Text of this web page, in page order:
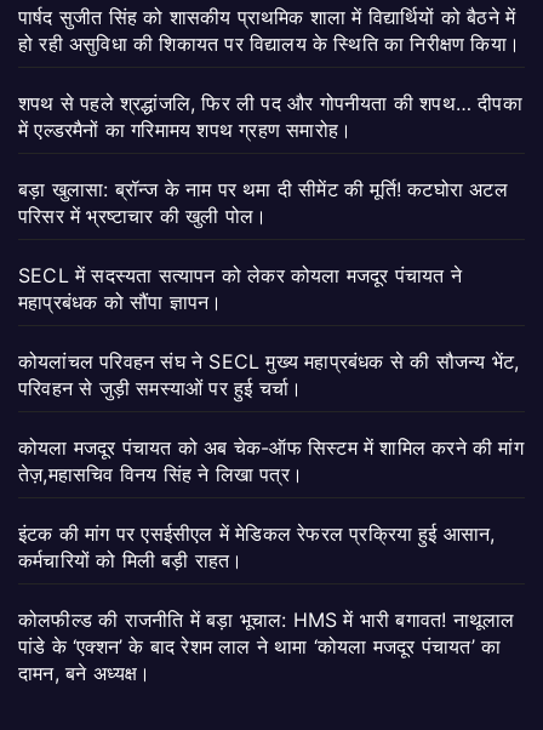
पार्षद सुजीत सिंह को शासकीय प्राथमिक शाला में विद्यार्थियों को बैठने में
हो रही असुविधा की शिकायत पर विद्यालय के स्थिति का निरीक्षण किया।
शपथ से पहले श्रद्धांजलि, फिर ली पद और गोपनीयता की शपथ… दीपका
में एल्डरमैनों का गरिमामय शपथ ग्रहण समारोह।
बड़ा खुलासा: ब्रॉन्ज के नाम पर थमा दी सीमेंट की मूर्ति! कटघोरा अटल
परिसर में भ्रष्टाचार की खुली पोल।
SECL में सदस्यता सत्यापन को लेकर कोयला मजदूर पंचायत ने
महाप्रबंधक को सौंपा ज्ञापन।
कोयलांचल परिवहन संघ ने SECL मुख्य महाप्रबंधक से की सौजन्य भेंट,
परिवहन से जुड़ी समस्याओं पर हुई चर्चा।
कोयला मजदूर पंचायत को अब चेक-ऑफ सिस्टम में शामिल करने की मांग
तेज़,महासचिव विनय सिंह ने लिखा पत्र।
इंटक की मांग पर एसईसीएल में मेडिकल रेफरल प्रक्रिया हुई आसान,
कर्मचारियों को मिली बड़ी राहत।
कोलफील्ड की राजनीति में बड़ा भूचाल: HMS में भारी बगावत! नाथूलाल
पांडे के ‘एक्शन’ के बाद रेशम लाल ने थामा ‘कोयला मजदूर पंचायत’ का
दामन, बने अध्यक्ष।